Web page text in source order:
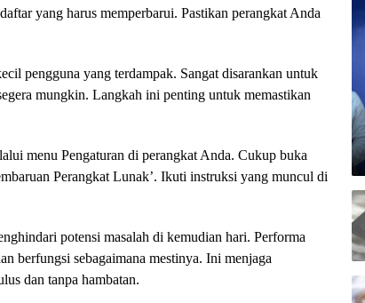
yang harus memperbarui. Pastikan perangkat Anda
pengguna yang terdampak. Sangat disarankan untuk
mungkin. Langkah ini penting untuk memastikan
menu Pengaturan di perangkat Anda. Cukup buka
Perangkat Lunak’. Ikuti instruksi yang muncul di
potensi masalah di kemudian hari. Performa
berfungsi sebagaimana mestinya. Ini menjaga
dan tanpa hambatan.